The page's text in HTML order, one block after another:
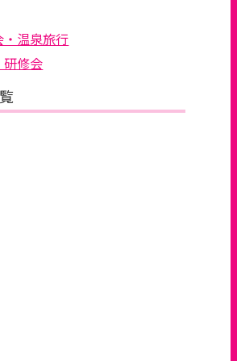
温泉旅行
研修会